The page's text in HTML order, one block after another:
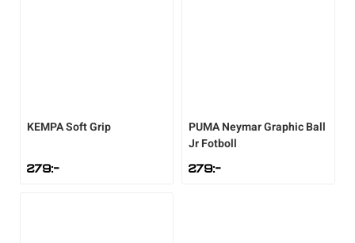
KEMPASoft Grip
279:-
PUMANeymar Graphic Ball
Jr Fotboll
279:-